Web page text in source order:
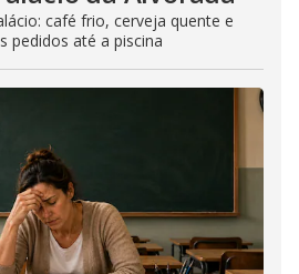
café frio, cerveja quente e
pedidos até a piscina